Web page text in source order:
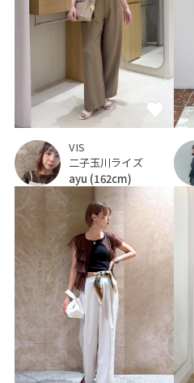
VIS
二子玉川ライズ
ayu (162cm)